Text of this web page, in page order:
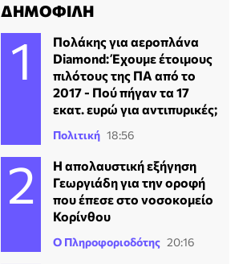
ΔΗΜΟΦΙΛΗ
Πολάκης για αεροπλάνα
Diamond: Έχουμε έτοιμους
πιλότους της ΠΑ από το
2017 - Πού πήγαν τα 17
εκατ. ευρώ για αντιπυρικές;
Πολιτική 18:56
Η απολαυστική εξήγηση
Γεωργιάδη για την οροφή
που έπεσε στο νοσοκομείο
Κορίνθου
Ο Πληροφοριοδότης 20:16